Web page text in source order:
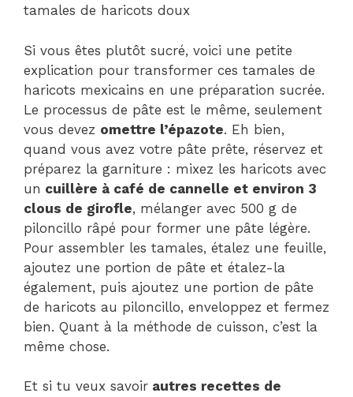
tamales de haricots doux
Si vous êtes plutôt sucré, voici une petite
explication pour transformer ces tamales de
haricots mexicains en une préparation sucrée.
Le processus de pâte est le même, seulement
vous devez omettre l’épazote. Eh bien,
quand vous avez votre pâte prête, réservez et
préparez la garniture : mixez les haricots avec
un cuillère à café de cannelle et environ 3
clous de girofle, mélanger avec 500 g de
piloncillo râpé pour former une pâte légère.
Pour assembler les tamales, étalez une feuille,
ajoutez une portion de pâte et étalez-la
également, puis ajoutez une portion de pâte
de haricots au piloncillo, enveloppez et fermez
bien. Quant à la méthode de cuisson, c’est la
même chose.
Et si tu veux savoir autres recettes de